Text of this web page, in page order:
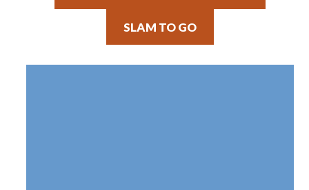
SLAM TO GO